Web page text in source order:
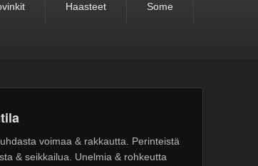
Haasteet Some
voimaa & rakkautta. Perinteistä
& seikkailua. Unelmia & rohkeutta